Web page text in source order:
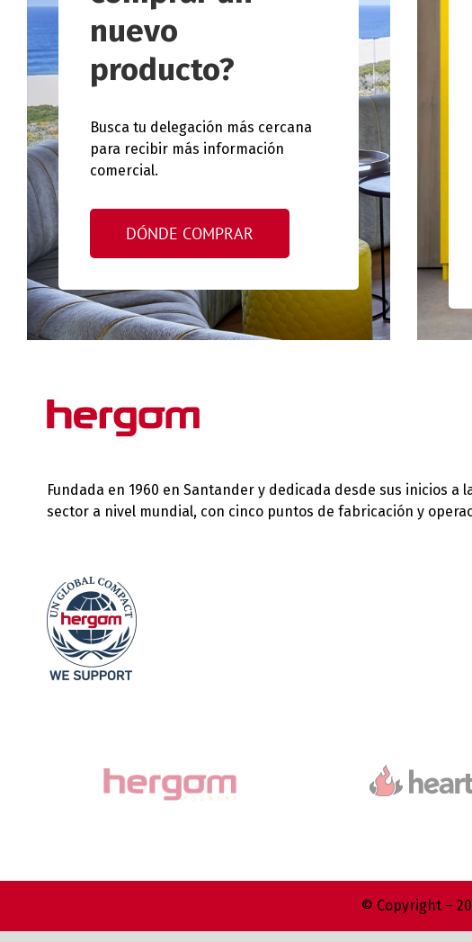
nuevo
producto?
Busca tu delegación más cercana
para recibir más información
comercial.
DÓNDE COMPRAR
Fundada en 1960 en Santander y dedicada desde sus inicios
sector a nivel mundial, con cinco puntos de fabricación y
© Copyright –